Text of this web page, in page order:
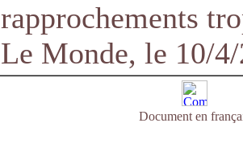
rapprochements
Le Monde, le 10/
Document en